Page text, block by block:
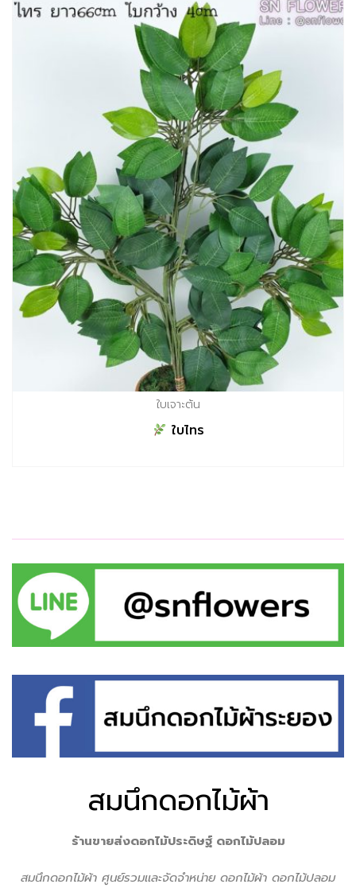
ใบเจาะต้น
ใบไทร
สมนึกดอกไม้ผ้า
ร้านขายส่งดอกไม้ประดิษฐ์ ดอกไม้ปลอม
สมนึกดอกไม้ผ้า ศูนย์รวมเเละจัดจำหน่าย ดอกไม้ผ้า ดอกไม้ปลอม